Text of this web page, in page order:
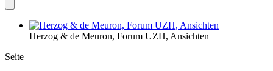
Herzog & de Meuron, Forum UZH, Ansichten
Seite